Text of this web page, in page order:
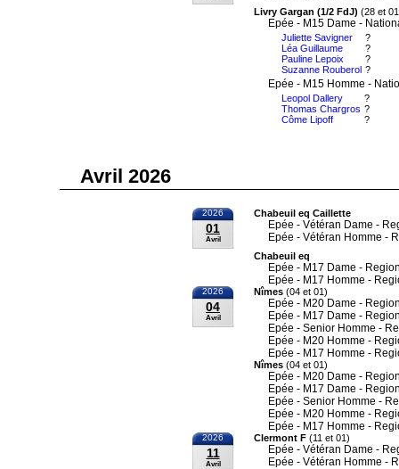
Livry Gargan (1/2 FdJ) (28 et
Epée - M15 Dame -
Juliette Savigner
Léa Guillaume
Pauline Lepoix
Suzanne Rouberol
?
?
?
?
Epée - M15 Homme -
Leopol Dallery
Thomas Chargros
Côme Lipoff
?
?
?
Avril 2026
2026
01
Avril
Chabeuil eq Caillette
Epée - Vétéran Dame -
Epée - Vétéran Homme -
Chabeuil eq
Epée - M17 Dame -
Epée - M17 Homme -
2026
04
Avril
Nîmes (04 et 01)
Epée - M20 Dame -
Epée - M17 Dame -
Epée - Senior Homme -
Epée - M20 Homme -
Epée - M17 Homme -
Nîmes (04 et 01)
Epée - M20 Dame -
Epée - M17 Dame -
Epée - Senior Homme -
Epée - M20 Homme -
Epée - M17 Homme -
2026
11
Avril
Clermont F (11 et 01)
Epée - Vétéran Dame -
Epée - Vétéran Homme -